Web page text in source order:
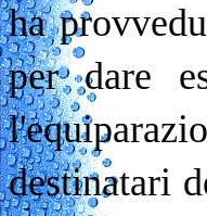
ha
per dare
destinatari